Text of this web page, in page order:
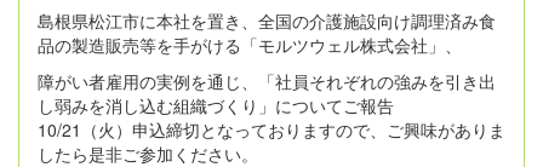
島根県松江市に本社を置き、全国の介護施設向け調理済み食
品の製造販売等を手がける「モルツウェル株式会社」、
障がい者雇用の実例を通じ、「社員それぞれの強みを引き出
し弱みを消し込む組織づくり」についてご報告
10/21（火）申込締切となっておりますので、ご興味がありま
したら是非ご参加ください。